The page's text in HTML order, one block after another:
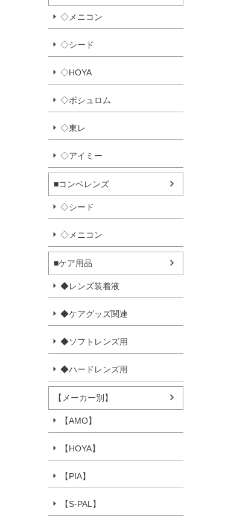
◇メニコン
◇シード
◇HOYA
◇ボシュロム
◇東レ
◇アイミー
■コンベレンズ
◇シード
◇メニコン
■ケア用品
◆レンズ装着液
◆ケアグッズ関連
◆ソフトレンズ用
◆ハードレンズ用
【メーカー別】
【AMO】
【HOYA】
【PIA】
【S-PAL】